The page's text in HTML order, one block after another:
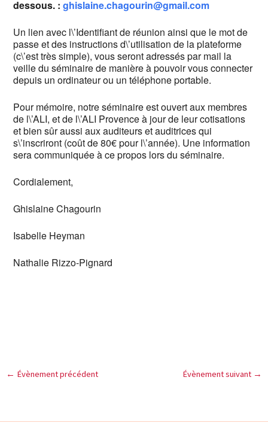
dessous. :ghislaine.chagourin@gmail.com
Un lien avec l\’Identifiant de réunion ainsi que le mot de
passe et des instructions d\’utilisation de la plateforme
(c\’est très simple), vous seront adressés par mail la
veille du séminaire de manière à pouvoir vous connecter
depuis un ordinateur ou un téléphone portable.
Pour mémoire, notre séminaire est ouvert aux membres
de l\’ALI, et de l\’ALI Provence à jour de leur cotisations
et bien sûr aussi aux auditeurs et auditrices qui
s\’inscriront (coût de 80€ pour l\’année). Une information
sera communiquée à ce propos lors du séminaire.
Cordialement,
Ghislaine Chagourin
Isabelle Heyman
Nathalie Rizzo-Pignard
← Évènement précédent Évènement suivant →